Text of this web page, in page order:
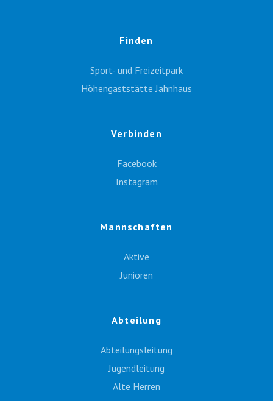
Finden
Sport- und Freizeitpark
Höhengaststätte Jahnhaus
Verbinden
Facebook
Instagram
Mannschaften
Aktive
Junioren
Abteilung
Abteilungsleitung
Jugendleitung
Alte Herren